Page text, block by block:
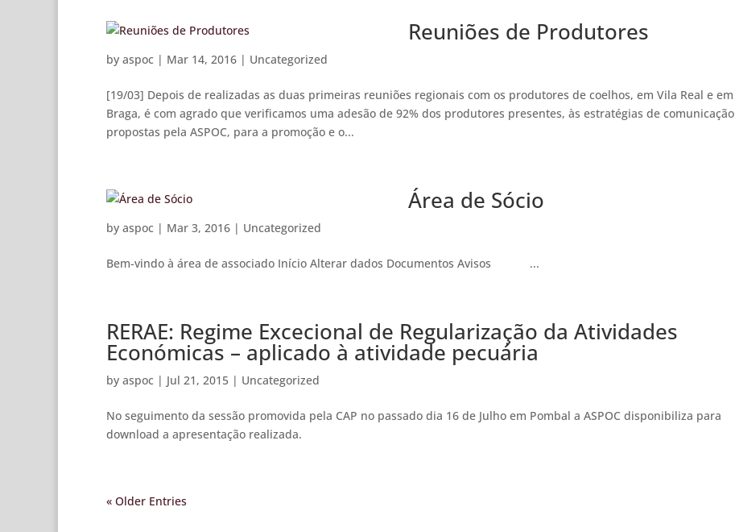
Reuniões de Produtores
by aspoc | Mar 14, 2016 | Uncategorized
[19/03] Depois de realizadas as duas primeiras reuniões regionais com os produtores de coelhos, em Vila Real e em
Braga, é com agrado que verificamos uma adesão de 92% dos produtores presentes, às estratégias de comunicação
propostas pela ASPOC, para a promoção e o...
Área de Sócio
by aspoc | Mar 3, 2016 | Uncategorized
Bem-vindo à área de associado Início Alterar dados Documentos Avisos ...
RERAE: Regime Excecional de Regularização da Atividades
Económicas – aplicado à atividade pecuária
by aspoc | Jul 21, 2015 | Uncategorized
No seguimento da sessão promovida pela CAP no passado dia 16 de Julho em Pombal a ASPOC disponibiliza para
download a apresentação realizada.
« Older Entries